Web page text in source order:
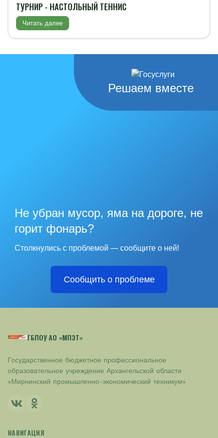
ТУРНИР - НАСТОЛЬНЫЙ ТЕННИС
Читать далее
Решаем вместе
Не убран мусор, яма на дороге, не
горит фонарь?
Столкнулись с проблемой — сообщите о ней!
Сообщить о проблеме
ГБПОУ АО «МПЭТ»
Государственное бюджетное профессиональное
образовательное учреждение Архангельской области
«Мирнинский промышленно-экономический техникум»
НАВИГАЦИЯ